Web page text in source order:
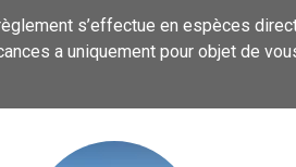
s’effectue en espèces
a uniquement pour objet de